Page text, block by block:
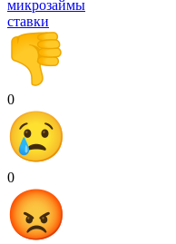
микрозаймы
ставки
0
0